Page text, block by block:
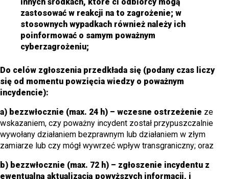
innych środkach, które ci odbiorcy mogą
zastosować w reakcji na to zagrożenie; w
stosownych wypadkach również należy ich
poinformować o samym poważnym
cyberzagrożeniu;
Do celów zgłoszenia przedkłada się (podany czas liczy
się od momentu powzięcia wiedzy o poważnym
incydencie):
a) bezzwłocznie (max. 24 h) – wczesne ostrzeżenie ze
wskazaniem, czy poważny incydent został przypuszczalnie
wywołany działaniem bezprawnym lub działaniem w złym
zamiarze lub czy mógł wywrzeć wpływ transgraniczny; oraz
b) bezzwłocznie (max. 72 h) – zgłoszenie incydentu z
ewentualną aktualizacją powyższych informacji, i